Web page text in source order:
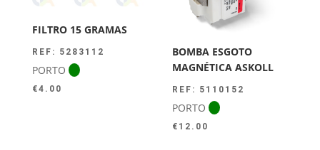
FILTRO 15 GRAMAS
REF: 5283112
PORTO
€4.00
BOMBA ESGOTO
MAGNÉTICA ASKOLL
REF: 5110152
PORTO
€ 12.00